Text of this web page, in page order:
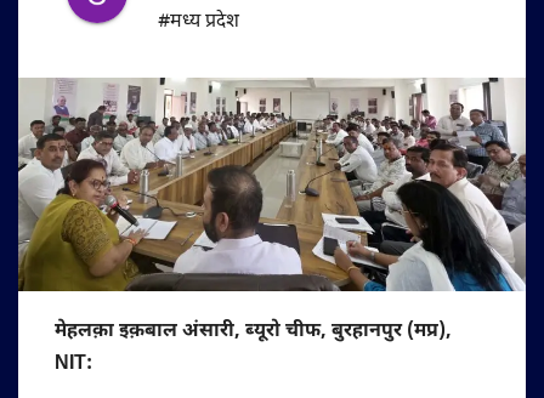
#मध्य प्रदेश
मेहलक़ा इक़बाल अंसारी, ब्यूरो चीफ, बुरहानपुर (मप्र),
NIT: